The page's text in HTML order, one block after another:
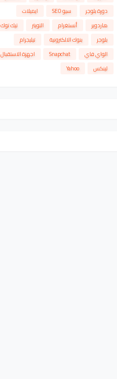
دورة بلوجر
سيو SEO
ايميلات
هاردوير
أنستغرام التويتر
تيك توك
بلوجر
بنوك الالكترونية
تيليجرام
الواي فاي
Snapchat
اجهزة الاستقبال
لينكس
Yahoo